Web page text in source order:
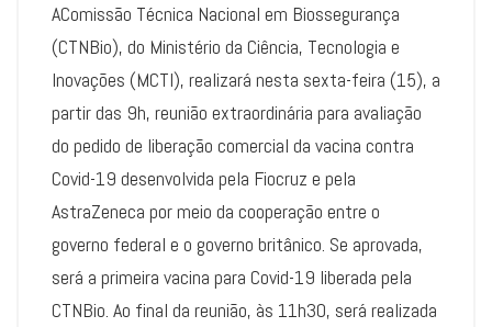
AComissão Técnica Nacional em Biossegurança
(CTNBio), do Ministério da Ciência, Tecnologia e
Inovações (MCTI), realizará nesta sexta-feira (15), a
partir das 9h, reunião extraordinária para avaliação
do pedido de liberação comercial da vacina contra
Covid-19 desenvolvida pela Fiocruz e pela
AstraZeneca por meio da cooperação entre o
governo federal e o governo britânico. Se aprovada,
será a primeira vacina para Covid-19 liberada pela
CTNBio. Ao final da reunião, às 11h30, será realizada